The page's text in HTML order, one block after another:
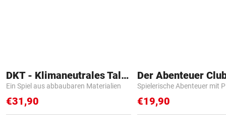
DKT - Klimaneutrales Talent
Ein Spiel aus abbaubaren Materialien
€31,90
Der Abenteuer
Spielerische Abenteuer mit
€19,90